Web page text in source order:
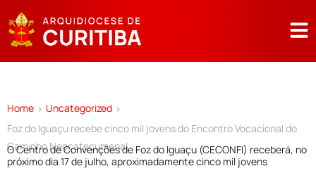
Home > Uncategorized >
Foz do Iguaçu recebe cinco mil jovens do Encontro Vocacional do
Caminho Neocatecumenal
O Centro de Convenções de Foz do Iguaçu (CECONFI) receberá, no
próximo dia 17 de julho, aproximadamente cinco mil jovens